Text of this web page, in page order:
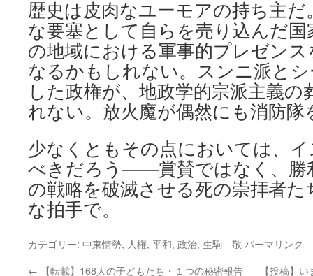
歴史は皮肉なユーモアの持ち主だ
な要塞として自らを売り込んだ
の地域における軍事的プレゼン
なるかもしれない。スンニ派と
した政権が、地政学的宗派主義
れない。放火魔が偶然にも消防隊
少なくともその点においては、
べきだろう――賞賛ではなく、勝
の戦略を破滅させる死の崇拝者
な拍手で。
カテゴリー: 中東情勢, 人権, 平和, 政治, 生駒 敬 パーマリンク
← 【転載】168人の子どもたち・１つの秘密報告 【投稿】